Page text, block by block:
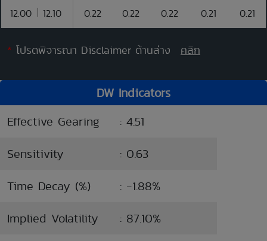
12.00 12.10 0.22 0.22 0.22 0.21 0.21
* โปรดพิจารณา Disclaimer ด้านล่าง คลิก
DW Indicators
Effective Gearing
: 4.51
Sensitivity
: 0.63
Time Decay (%)
: -1.88%
Implied Volatility
: 87.10%